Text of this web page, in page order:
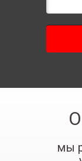
мы